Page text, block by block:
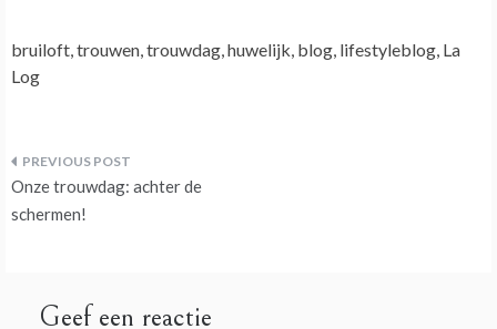
bruiloft, trouwen, trouwdag, huwelijk, blog, lifestyleblog, La
Log
Bericht
navigatie
Onze trouwdag: achter de
schermen!
Geef een reactie